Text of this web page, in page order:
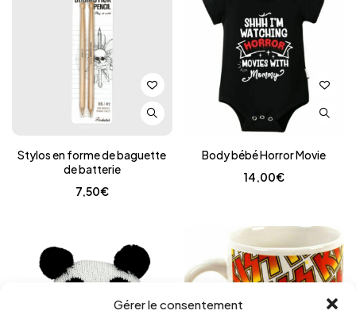
Gérer le consentement
Stylos en forme de baguette
de batterie
7,50€
Body bébé Horror Movie
14,00€